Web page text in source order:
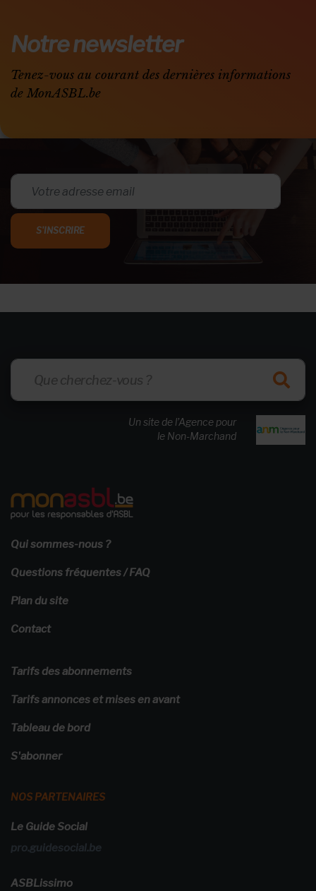
Notre newsletter
Tenez-vous au courant des dernières informations
de MonASBL.be
S'INSCRIRE
Un site de l’Agence pour
le Non-Marchand
Qui sommes-nous ?
Questions fréquentes / FAQ
Plan du site
Contact
Tarifs des abonnements
Tarifs annonces et mises en avant
Tableau de bord
S'abonner
NOS PARTENAIRES
Le Guide Social
pro.guidesocial.be
ASBLissimo